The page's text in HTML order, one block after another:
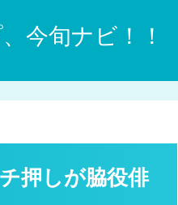
今旬ナビ！！
押しが脇役俳